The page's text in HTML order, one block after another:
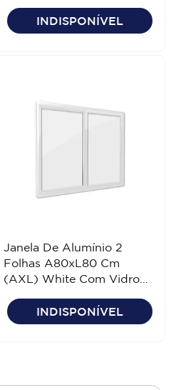
INDISPONÍVEL
Janela De Alumínio 2
Folhas A80xL80 Cm
(AXL) White Com Vidro
INDISPONÍVEL